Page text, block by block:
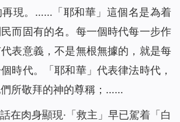
再現。……「耶和華」這個名是為着
而固有的名。每一個時代每一步作
表意義，不是無根無據的，就是每
時代。「耶和華」代表律法時代，
所敬拜的神的尊稱；……
肉身顯現·「救主」早已駕着「白